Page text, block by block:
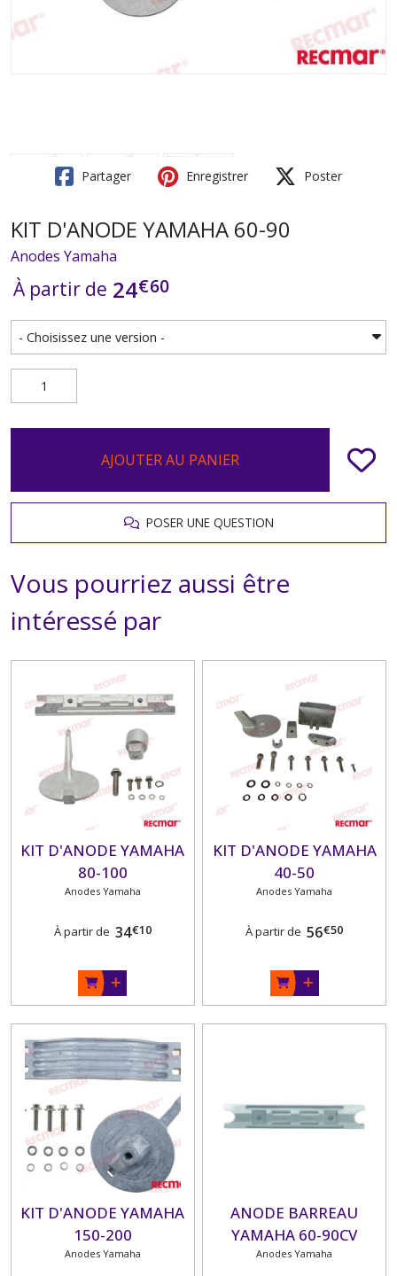
Partager Enregistrer Poster
KIT D'ANODE YAMAHA 60-90
Anodes Yamaha
À partir de 24€60
AJOUTER AU PANIER
POSER UNE QUESTION
Vous pourriez aussi être
intéressé par
KIT D'ANODE YAMAHA
80-100
Anodes Yamaha
À partir de 34€10
KIT D'ANODE YAMAHA
40-50
Anodes Yamaha
À partir de 56€50
KIT D'ANODE YAMAHA
150-200
Anodes Yamaha
ANODE BARREAU
YAMAHA 60-90CV
Anodes Yamaha